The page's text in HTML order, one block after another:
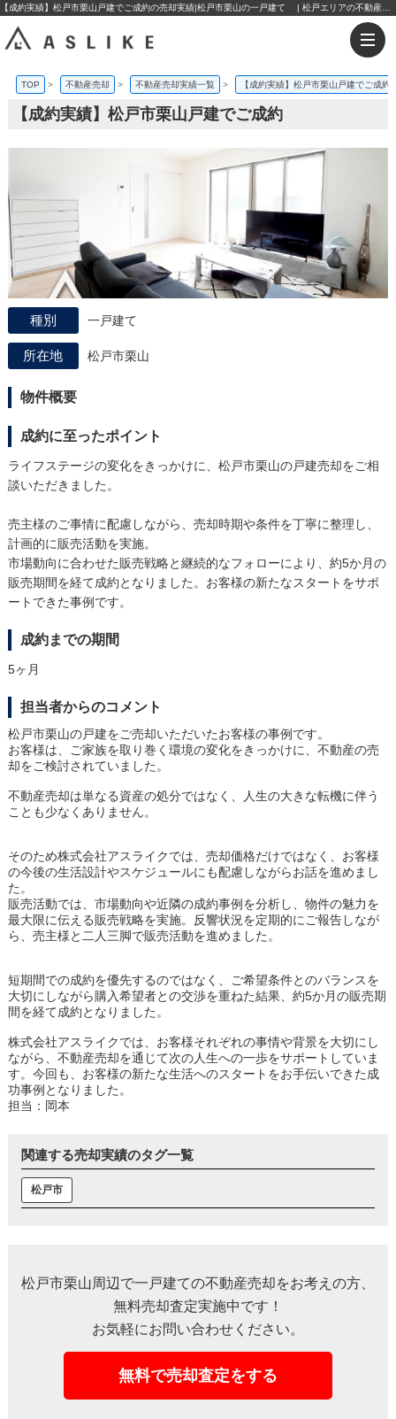
TOP > 不動産売却 > 不動産売却実績一覧 > 【成約実績】松戸市栗山戸建でご成約
【成約実績】松戸市栗山戸建でご成約
一戸建て
松戸市栗山
物件概要
成約に至ったポイント
ライフステージの変化をきっかけに、松戸市栗山の戸建売却をご相
談いただきました。
売主様のご事情に配慮しながら、売却時期や条件を丁寧に整理し、
計画的に販売活動を実施。
市場動向に合わせた販売戦略と継続的なフォローにより、約5か月の
販売期間を経て成約となりました。お客様の新たなスタートをサポ
ートできた事例です。
成約までの期間
5ヶ月
担当者からのコメント
松戸市栗山の戸建をご売却いただいたお客様の事例です。
お客様は、ご家族を取り巻く環境の変化をきっかけに、不動産の売
却をご検討されていました。
不動産売却は単なる資産の処分ではなく、人生の大きな転機に伴う
ことも少なくありません。
そのため株式会社アスライクでは、売却価格だけではなく、お客様
の今後の生活設計やスケジュールにも配慮しながらお話を進めまし
た。
販売活動では、市場動向や近隣の成約事例を分析し、物件の魅力を
最大限に伝える販売戦略を実施。反響状況を定期的にご報告しなが
ら、売主様と二人三脚で販売活動を進めました。
短期間での成約を優先するのではなく、ご希望条件とのバランスを
大切にしながら購入希望者との交渉を重ねた結果、約5か月の販売期
間を経て成約となりました。
株式会社アスライクでは、お客様それぞれの事情や背景を大切にし
ながら、不動産売却を通じて次の人生への一歩をサポートしていま
す。今回も、お客様の新たな生活へのスタートをお手伝いできた成
功事例となりました。
担当：岡本
関連する売却実績のタグ一覧
松戸市
松戸市栗山周辺で一戸建ての不動産売却をお考えの方、
無料売却査定実施中です！
お気軽にお問い合わせください。
無料で売却査定をする